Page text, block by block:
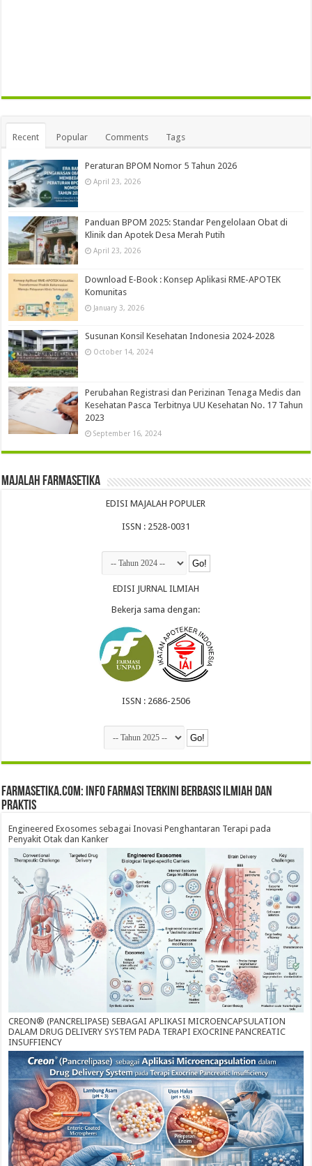
Recent Popular Comments Tags
Peraturan BPOM Nomor 5 Tahun 2026
April 23, 2026
Panduan BPOM 2025: Standar Pengelolaan Obat di
Klinik dan Apotek Desa Merah Putih
April 23, 2026
Download E-Book : Konsep Aplikasi RME-APOTEK
Komunitas
January 3, 2026
Susunan Konsil Kesehatan Indonesia 2024-2028
October 14, 2024
Perubahan Registrasi dan Perizinan Tenaga Medis dan
Kesehatan Pasca Terbitnya UU Kesehatan No. 17 Tahun
2023
September 16, 2024
Majalah Farmasetika
EDISI MAJALAH POPULER
ISSN : 2528-0031
EDISI JURNAL ILMIAH
Bekerja sama dengan:
ISSN : 2686-2506
farmasetika.com: Info Farmasi Terkini Berbasis Ilmiah dan
Praktis
Engineered Exosomes sebagai Inovasi Penghantaran Terapi pada
Penyakit Otak dan Kanker
CREON® (PANCRELIPASE) SEBAGAI APLIKASI MICROENCAPSULATION
DALAM DRUG DELIVERY SYSTEM PADA TERAPI EXOCRINE PANCREATIC
INSUFFIENCY